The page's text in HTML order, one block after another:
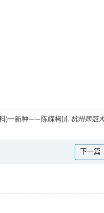
)一新种——陈嵘栲[J]. 杭州师范
下一篇